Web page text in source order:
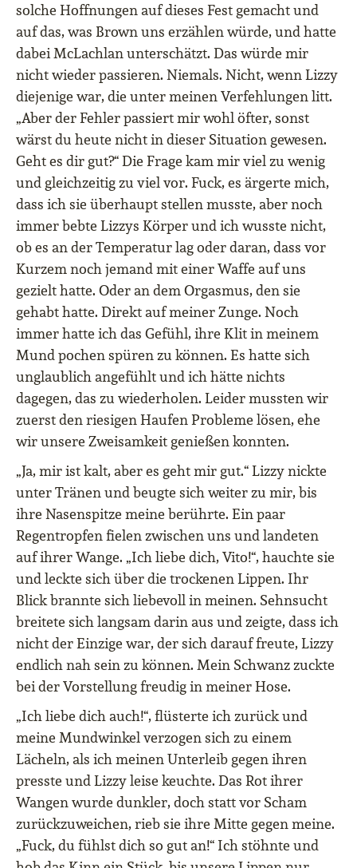
solche Hoffnungen auf dieses Fest gemacht und
auf das, was Brown uns erzählen würde, und hatte
dabei McLachlan unterschätzt. Das würde mir
nicht wieder passieren. Niemals. Nicht, wenn Lizzy
diejenige war, die unter meinen Verfehlungen litt.
„Aber der Fehler passiert mir wohl öfter, sonst
wärst du heute nicht in dieser Situation gewesen.
Geht es dir gut?“ Die Frage kam mir viel zu wenig
und gleichzeitig zu viel vor. Fuck, es ärgerte mich,
dass ich sie überhaupt stellen musste, aber noch
immer bebte Lizzys Körper und ich wusste nicht,
ob es an der Temperatur lag oder daran, dass vor
Kurzem noch jemand mit einer Waffe auf uns
gezielt hatte. Oder an dem Orgasmus, den sie
gehabt hatte. Direkt auf meiner Zunge. Noch
immer hatte ich das Gefühl, ihre Klit in meinem
Mund pochen spüren zu können. Es hatte sich
unglaublich angefühlt und ich hätte nichts
dagegen, das zu wiederholen. Leider mussten wir
zuerst den riesigen Haufen Probleme lösen, ehe
wir unsere Zweisamkeit genießen konnten.
„Ja, mir ist kalt, aber es geht mir gut.“ Lizzy nickte
unter Tränen und beugte sich weiter zu mir, bis
ihre Nasenspitze meine berührte. Ein paar
Regentropfen fielen zwischen uns und landeten
auf ihrer Wange. „Ich liebe dich, Vito!“, hauchte sie
und leckte sich über die trockenen Lippen. Ihr
Blick brannte sich liebevoll in meinen. Sehnsucht
breitete sich langsam darin aus und zeigte, dass ich
nicht der Einzige war, der sich darauf freute, Lizzy
endlich nah sein zu können. Mein Schwanz zuckte
bei der Vorstellung freudig in meiner Hose.
„Ich liebe dich auch!“, flüsterte ich zurück und
meine Mundwinkel verzogen sich zu einem
Lächeln, als ich meinen Unterleib gegen ihren
presste und Lizzy leise keuchte. Das Rot ihrer
Wangen wurde dunkler, doch statt vor Scham
zurückzuweichen, rieb sie ihre Mitte gegen meine.
„Fuck, du fühlst dich so gut an!“ Ich stöhnte und